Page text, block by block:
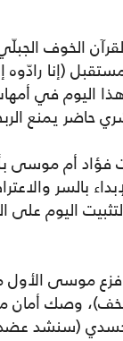
الخوف
(إنا
اليوم في
حاضر يمنع
فؤاد أم موسى
بالسر
اليوم
موسى الأول
تخف)، وصك
(سنشد